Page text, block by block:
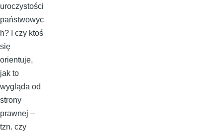
uroczystości
państwowyc
h? I czy ktoś
się
orientuje,
jak to
wygląda od
strony
prawnej –
tzn. czy